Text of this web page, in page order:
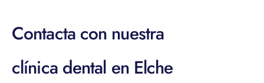
Contacta con nuestra
clínica dental en Elche